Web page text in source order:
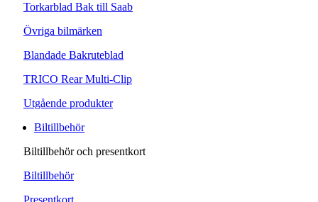
Torkarblad Bak till Saab
Övriga bilmärken
Blandade Bakruteblad
TRICO Rear Multi-Clip
Utgående produkter
Biltillbehör
Biltillbehör och presentkort
Biltillbehör
Presentkort